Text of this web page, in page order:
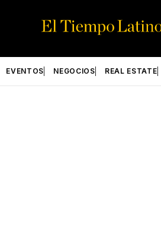
EVENTOS NEGOCIOS REAL ESTATE